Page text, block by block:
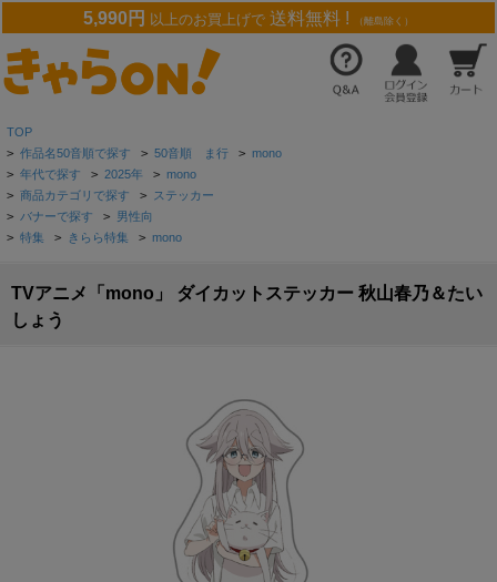
5,990円 以上のお買上げで 送料無料 ! （離島除く）
TOP
> 作品名50音順で探す > 50音順 ま行 > mono
> 年代で探す > 2025年 > mono
> 商品カテゴリで探す > ステッカー
> バナーで探す > 男性向
> 特集 > きらら特集 > mono
TVアニメ「mono」 ダイカットステッカー 秋山春乃＆たい
しょう